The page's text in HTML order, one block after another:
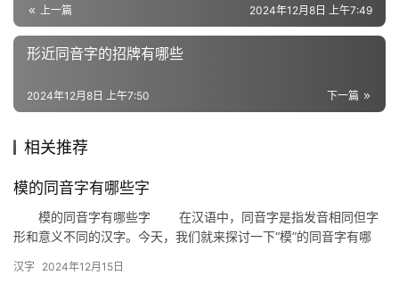
词
义
组
上一篇 2024年12月8日 上午7:49
形近同音字的招牌有哪些
下一篇
2024年12月8日 上午7:50
相关推荐
模的同音字有哪些字
模的同音字有哪些字 在汉语中，同音字是指发音相同但字
形和意义不同的汉字。今天，我们就来探讨一下“模”的同音字有哪
汉字 2024年12月15日